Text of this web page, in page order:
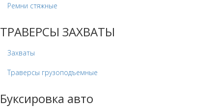
Ремни стяжные
ТРАВЕРСЫ ЗАХВАТЫ
Захваты
Траверсы грузоподъемные
Буксировка авто